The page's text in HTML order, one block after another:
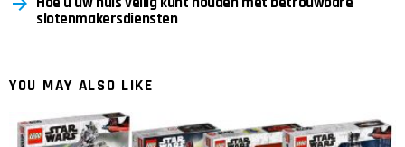
slotenmakersdiensten
YOU MAY ALSO LIKE